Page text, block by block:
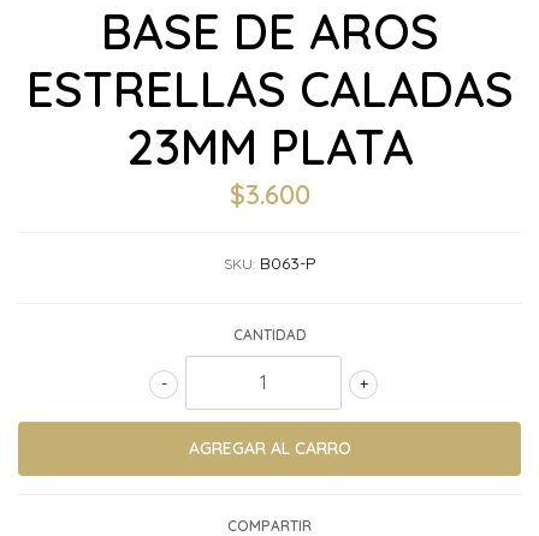
BASE DE AROS
ESTRELLAS CALADAS
23MM PLATA
$3.600
SKU: B063-P
CANTIDAD
+
-
COMPARTIR